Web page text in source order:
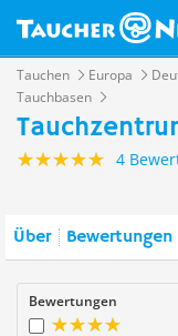
Tauchen Europa
Tauchbasen
4
Über Bewertungen
Bewertungen